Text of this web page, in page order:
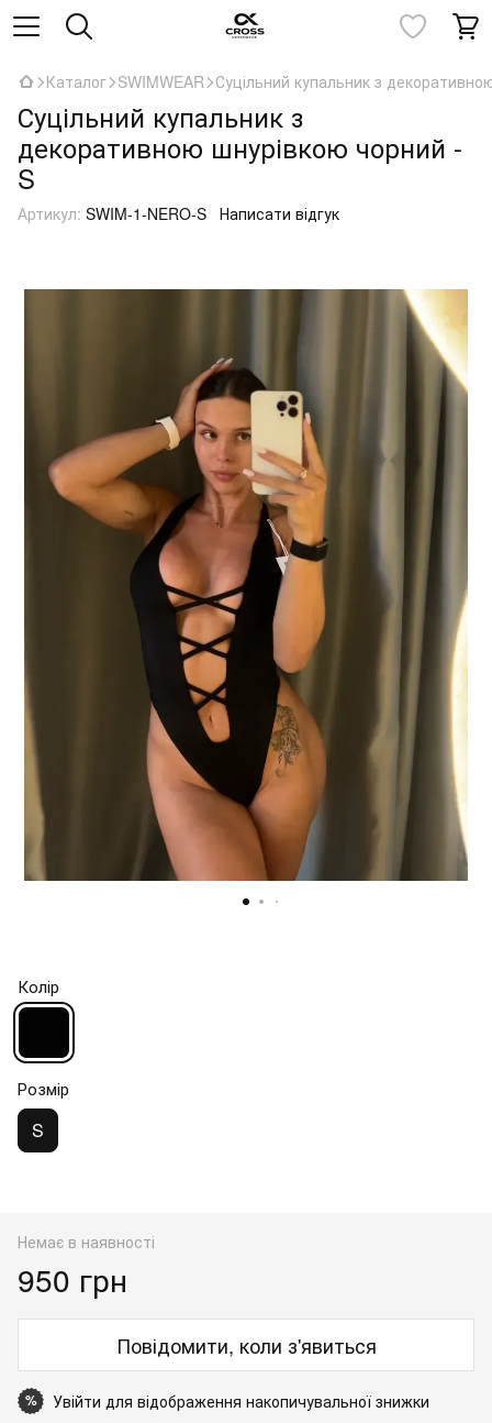
Каталог SWIMWEAR Суцільний купальник з
Суцільний купальник з
декоративною шнурівкою чорний -
S
Артикул: SWIM-1-NERO-S Написати відгук
Колір
Розмір
S
Немає в наявності
950 грн
Повідомити, коли з'явиться
% Увійти для відображення накопичувальної знижки